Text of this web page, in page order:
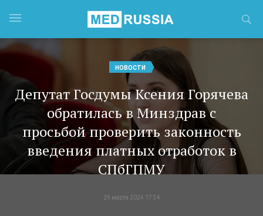
НОВОСТИ
Депутат Госдумы Ксения Горячева
обратилась в Минздрав с
просьбой проверить законность
введения платных отработок в
СПбГПМУ
29 марта 2024 17:34